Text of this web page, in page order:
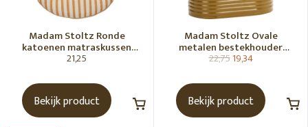
Madam Stoltz Ronde
katoenen matraskussen
Gebroken wit, donkere
21,25
Bekijk product
Madam Stoltz Ovale
metalen bestekhouder
Tapenade
22,7519,34
Bekijk product